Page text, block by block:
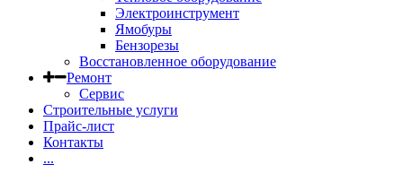
Электроинструмент
Ямобуры
Бензорезы
Восстановленное оборудование
Ремонт
Сервис
Строительные услуги
Прайс-лист
Контакты
...